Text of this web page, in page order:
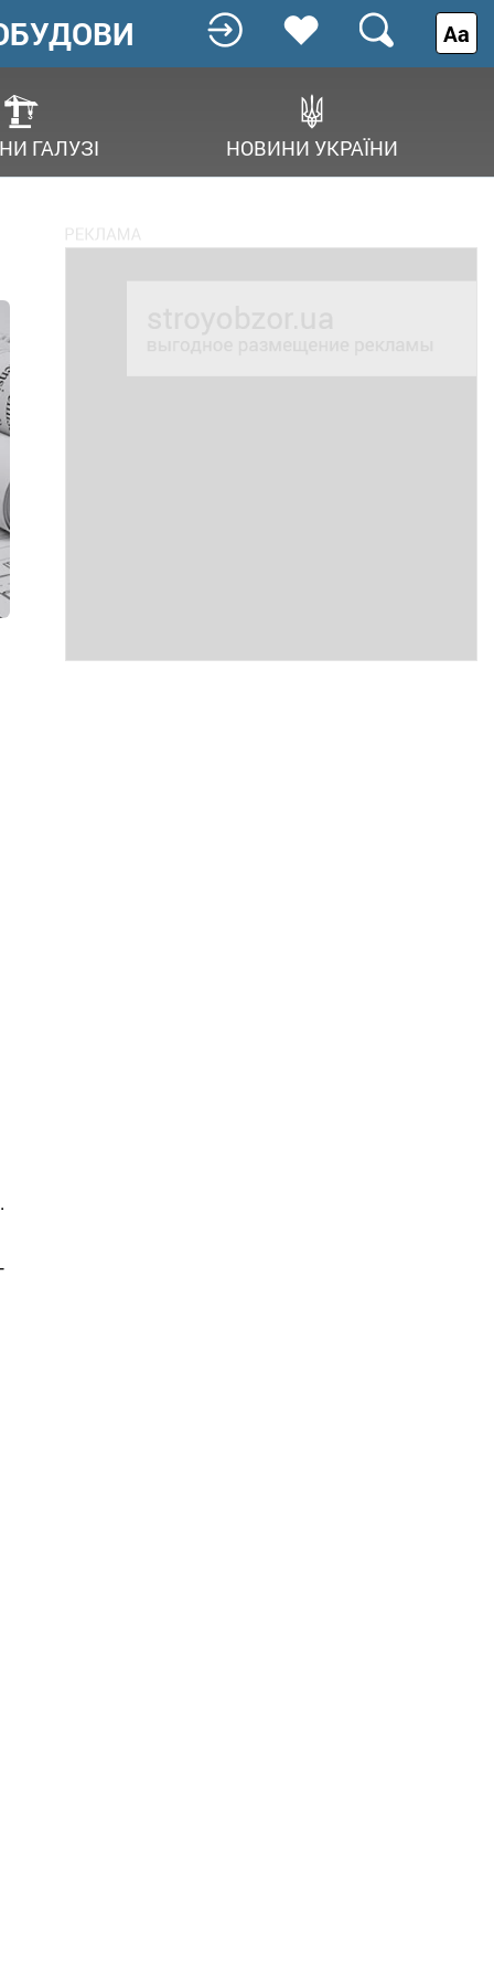
ГАЛУЗІ НОВИНИ УКРАЇНИ
Аа